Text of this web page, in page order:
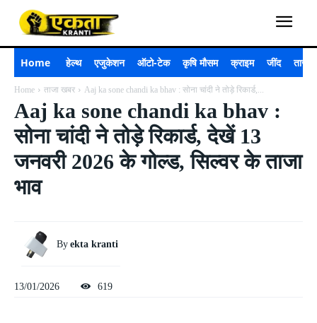
Home हेल्थ एजुकेशन ऑटो-टेक कृषि मौसम क्राइम जींद ताजा
Home ताजा खबर Aaj ka sone chandi ka bhav : सोना चांदी ने तोड़े रिकार्ड,...
Aaj ka sone chandi ka bhav :
सोना चांदी ने तोड़े रिकार्ड, देखें 13
जनवरी 2026 के गोल्ड, सिल्वर के ताजा
भाव
By ekta kranti
13/01/2026 619